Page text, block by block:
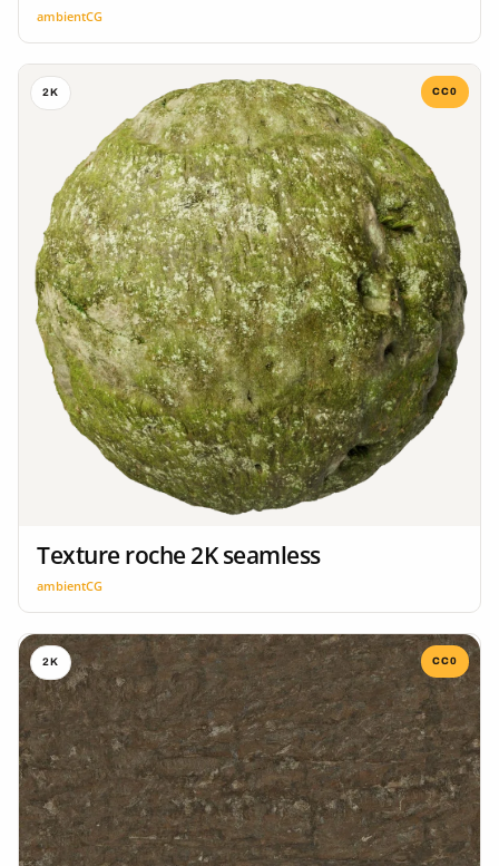
ambientCG
2K CC0
Texture roche 2K seamless
ambientCG
2K CC0